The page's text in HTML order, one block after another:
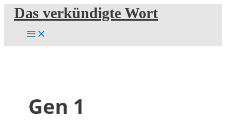
Zum
Inhalt
springen
Das verkündigte Wort
Gen 1